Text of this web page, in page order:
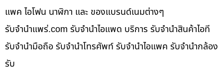
แพค ไอโฟน นาฬิกา และ ของแบรนด์เนมต่างๆ
รับจํานําแพร่.com รับจำนำไอแพด บริการ รับจำนำสินค้าไอที
รับจำนำมือถือ รับจำนำโทรศัพท์ รับจำนำไอแพค รับจำนำกล้อง
รับ